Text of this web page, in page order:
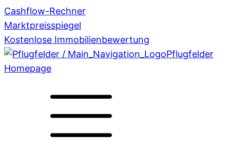
Cashflow-Rechner
Marktpreisspiegel
Kostenlose Immobilienbewertung
Pflugfelder
Homepage